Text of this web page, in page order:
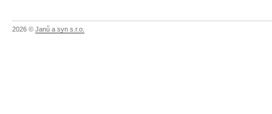
2026 © Janů a syn s.r.o.